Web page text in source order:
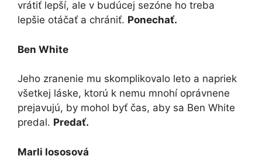
vrátiť lepší, ale v budúcej sezóne ho treba
lepšie otáčať a chrániť. Ponechať.
Ben White
Jeho zranenie mu skomplikovalo leto a napriek
všetkej láske, ktorú k nemu mnohí oprávnene
prejavujú, by mohol byť čas, aby sa Ben White
predal. Predať.
Marli lososová